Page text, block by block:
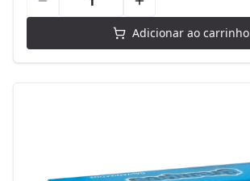
Adicionar ao carrinho